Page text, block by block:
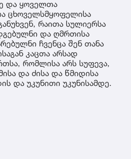
და ყოველთა
ცხოველსმყოფელისა
რაითა სულიერსა
და ღმრთისა
ჩვენცა შენ თანა
კაცთა არსად
რომლისა არს სუფევა,
და ძისა და წმიდისა
და უკუნითი უკუნისამდე.